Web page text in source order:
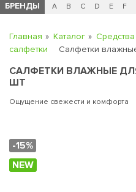
БРЕНДЫ
Ч 0 - 9 A B C D E F
Главная Каталог
салфетки
Салфетки
САЛФЕТКИ ВЛАЖНЫЕ
ШТ
Ощущение свежести и комфорта
-15%
NEW